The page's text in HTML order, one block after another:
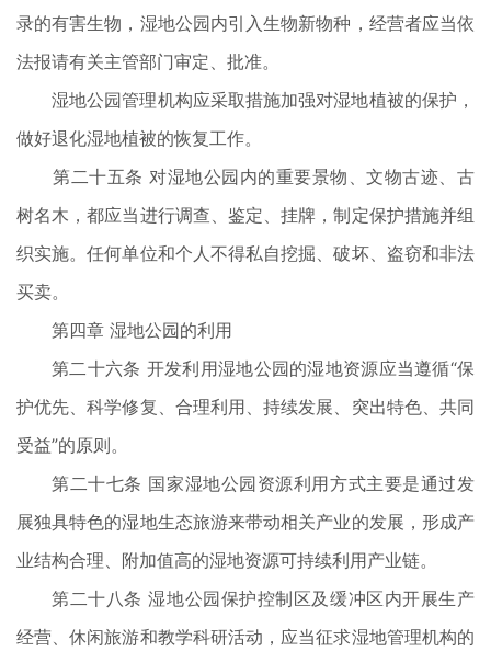
录的有害生物，湿地公园内引入生物新物种，经营者应当依
法报请有关主管部门审定、批准。
湿地公园管理机构应采取措施加强对湿地植被的保护，
做好退化湿地植被的恢复工作。
第二十五条 对湿地公园内的重要景物、文物古迹、古
树名木，都应当进行调查、鉴定、挂牌，制定保护措施并组
织实施。任何单位和个人不得私自挖掘、破坏、盗窃和非法
买卖。
第四章 湿地公园的利用
第二十六条 开发利用湿地公园的湿地资源应当遵循“保
护优先、科学修复、合理利用、持续发展、突出特色、共同
受益”的原则。
第二十七条 国家湿地公园资源利用方式主要是通过发
展独具特色的湿地生态旅游来带动相关产业的发展，形成产
业结构合理、附加值高的湿地资源可持续利用产业链。
第二十八条 湿地公园保护控制区及缓冲区内开展生产
经营、休闲旅游和教学科研活动，应当征求湿地管理机构的